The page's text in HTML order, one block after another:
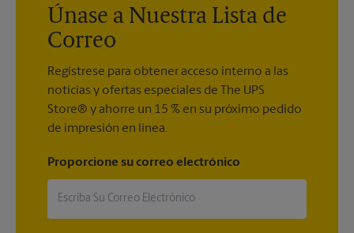
Únase a Nuestra Lista de
Correo
Regístrese para obtener acceso interno a las
noticias y ofertas especiales de The UPS
Store® y ahorre un 15 % en su próximo pedido
de impresión en línea.
Proporcione su correo electrónico